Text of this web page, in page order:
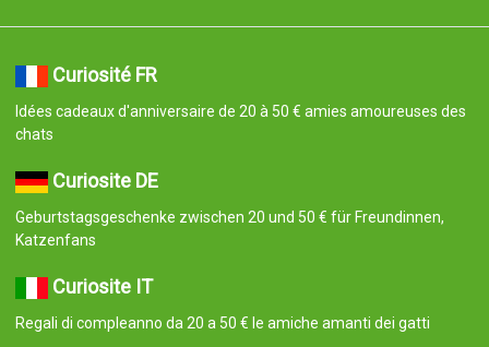
Curiosité FR
Idées cadeaux d'anniversaire de 20 à 50 € amies amoureuses des
chats
Curiosite DE
Geburtstagsgeschenke zwischen 20 und 50 € für Freundinnen,
Katzenfans
Curiosite IT
Regali di compleanno da 20 a 50 € le amiche amanti dei gatti